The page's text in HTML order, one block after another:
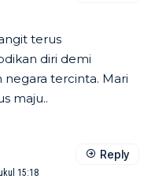
terus
diri demi
tercinta. Mari
maju..
15:18
Reply